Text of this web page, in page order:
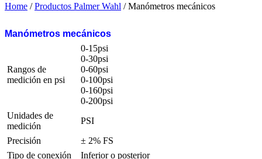
Home /Productos Palmer Wahl / Manómetros mecánicos
Manómetros mecánicos
Rangos de
medición en psi
0-15psi
0-30psi
0-60psi
0-100psi
0-160psi
0-200psi
Unidades de
medición
PSI
Precisión
± 2% FS
Tipo de conexión
Inferior o posterior